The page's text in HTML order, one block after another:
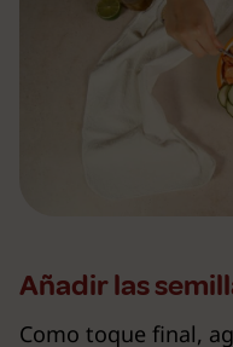
Añadir las
Como toque final,